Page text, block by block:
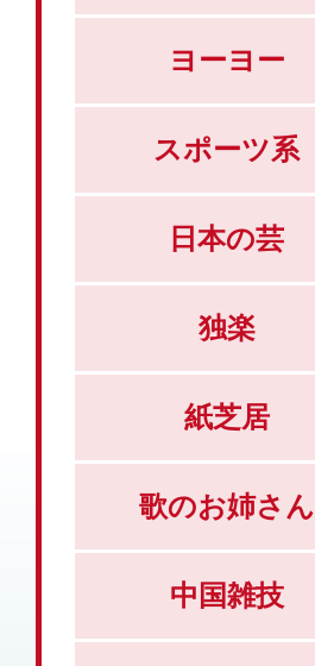
ヨーヨー
スポーツ系
日本の芸
独楽
紙芝居
歌のお姉さん
中国雑技